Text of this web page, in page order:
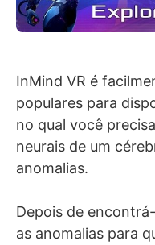
InMind VR é
populares para
no qual você
neurais de um
anomalias.
Depois de
as anomalias para